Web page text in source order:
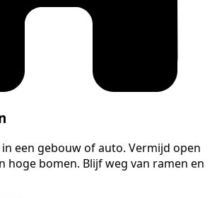
een gebouw of auto. Vermijd open
hoge bomen. Blijf weg van ramen en